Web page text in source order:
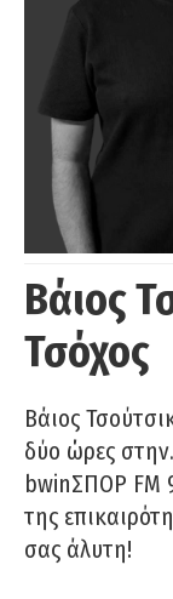
Βάιος
Τσόχος
Βάιος
δύο ώρες
bwinΣΠΟΡ FM
της
σας άλυτη!